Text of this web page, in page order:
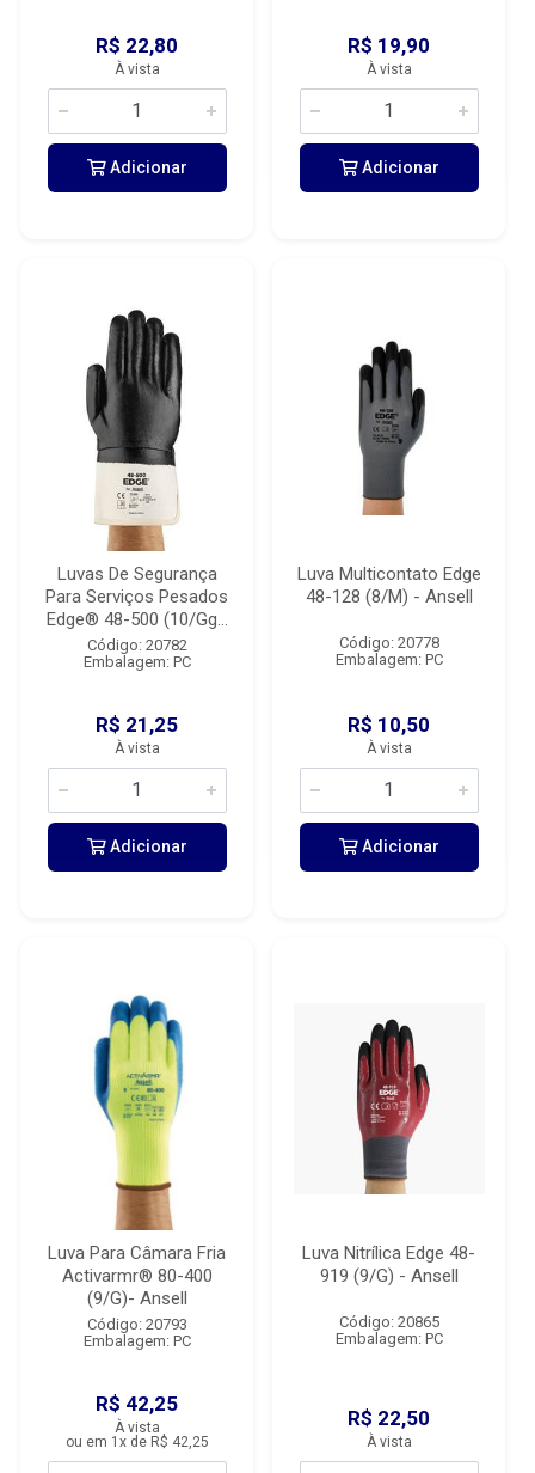
R$ 22,80
À vista
Adicionar
R$ 19,90
À vista
Adicionar
Luvas De Segurança
Para Serviços Pesados
Edge® 48-500 (10/Gg...
Código: 20782
Embalagem: PC
R$ 21,25
À vista
Adicionar
Luva Multicontato Edge
48-128 (8/M) - Ansell
Código: 20778
Embalagem: PC
R$ 10,50
À vista
Adicionar
Luva Para Câmara Fria
Activarmr® 80-400
(9/G)- Ansell
Código: 20793
Embalagem: PC
R$ 42,25
À vista
ou em 1x de R$ 42,25
Luva Nitrílica Edge 48-
919 (9/G) - Ansell
Código: 20865
Embalagem: PC
R$ 22,50
À vista